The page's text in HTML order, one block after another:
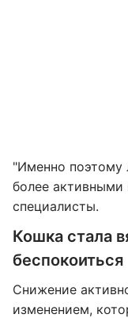
"Именно поэтому
более
специалисты.
Кошка стала
беспокоиться
Снижение
изменением,